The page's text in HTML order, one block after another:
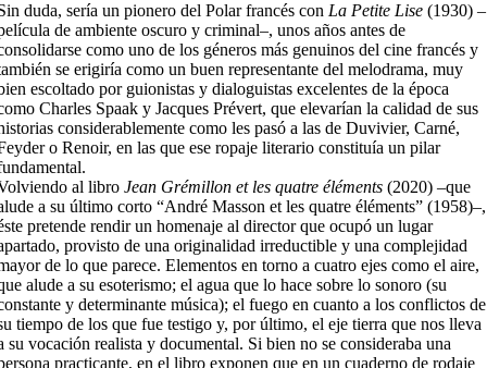
duda, sería un pionero del Polar francés con La Petite Lise (1930) –
de ambiente oscuro y criminal–, unos años antes de
como uno de los géneros más genuinos del cine francés y
se erigiría como un buen representante del melodrama, muy
escoltado por guionistas y dialoguistas excelentes de la época
Charles Spaak y Jacques Prévert, que elevarían la calidad de sus
considerablemente como les pasó a las de Duvivier, Carné,
o Renoir, en las que ese ropaje literario constituía un pilar
al libroJean Grémillon et les quatre éléments (2020) –que
a su último corto “André Masson et les quatre éléments” (1958)–,
pretende rendir un homenaje al director que ocupó un lugar
provisto de una originalidad irreductible y una complejidad
de lo que parece. Elementos en torno a cuatro ejes como el aire,
alude a su esoterismo; el agua que lo hace sobre lo sonoro (su
y determinante música); el fuego en cuanto a los conflictos de
tiempo de los que fue testigo y, por último, el eje tierra que nos lleva
su vocación realista y documental. Si bien no se consideraba una
practicante, en el libro exponen que en un cuaderno de rodaje